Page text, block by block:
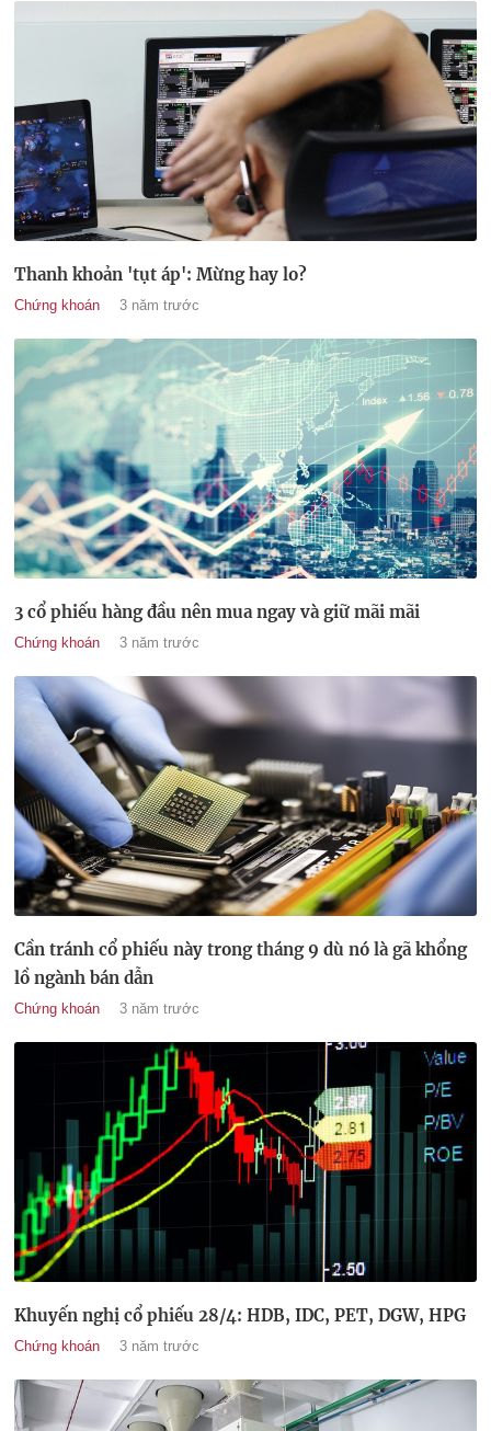
Thanh khoản 'tụt áp': Mừng hay lo?
Chứng khoán 3 năm trước
3 cổ phiếu hàng đầu nên mua ngay và giữ mãi mãi
Chứng khoán 3 năm trước
Cần tránh cổ phiếu này trong tháng 9 dù nó là gã khổng
lồ ngành bán dẫn
Chứng khoán 3 năm trước
Khuyến nghị cổ phiếu 28/4: HDB, IDC, PET, DGW, HPG
Chứng khoán 3 năm trước